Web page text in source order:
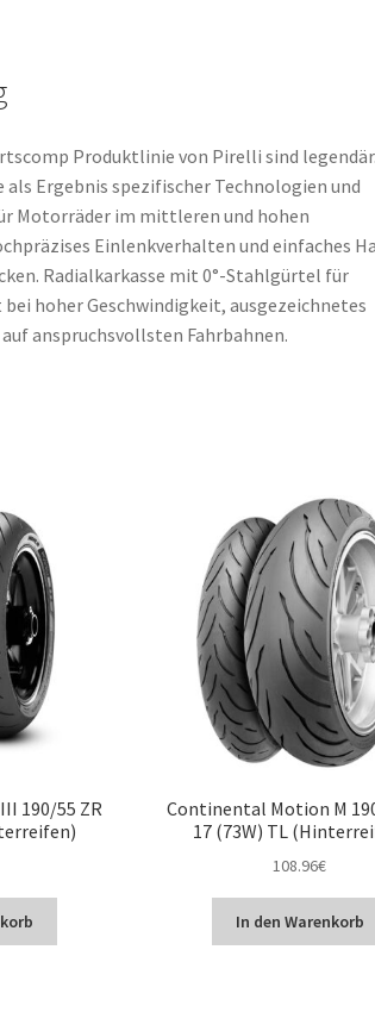
Produktlinie von Pirelli sind legendär.
als Ergebnis spezifischer Technologien und
Motorräder im mittleren und hohen
Einlenkverhalten und einfaches
Radialkarkasse mit 0°-Stahlgürtel für
hoher Geschwindigkeit, ausgezeichnetes
anspruchsvollsten Fahrbahnen.
190/55 ZR
Continental Motion M
17 (73W) TL
108.96€
In den Warenkorb